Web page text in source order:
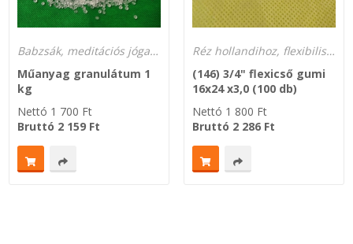
Babzsák, meditációs jógapárna töltőanyag, vagy lőzsák töltet műanyag granulátum
Műanyag granulátum 1
kg
Nettó 1 700 Ft
Bruttó 2 159 Ft
Réz hollandihoz, flexibilis csőhöz gumiból
(146) 3/4" flexicső gumi
16x24 x3,0 (100 db)
Nettó 1 800 Ft
Bruttó 2 286Ft